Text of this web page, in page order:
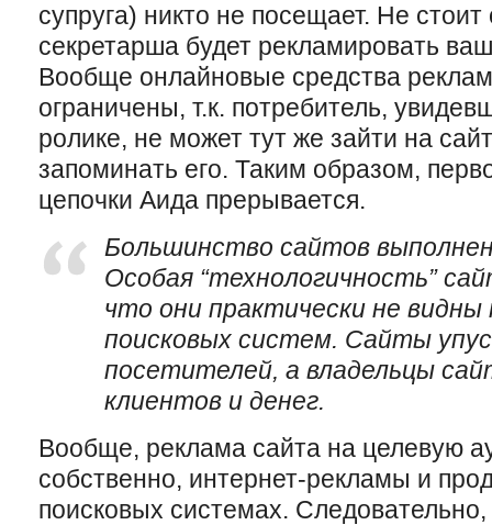
супруга) никто не посещает. Не
секретарша будет рекламировать
Вообще онлайновые средства
ограничены, т.к. потребитель,
ролике, не может тут же зайти на
запоминать его. Таким образом,
цепочки Аида прерывается.
Большинство сайтов
Особая “технологичность”
что они практически не видны
поисковых систем. Сайты
посетителей, а владельцы
клиентов и денег.
Вообще, реклама сайта на целевую
собственно, интернет-рекламы и
поисковых системах.